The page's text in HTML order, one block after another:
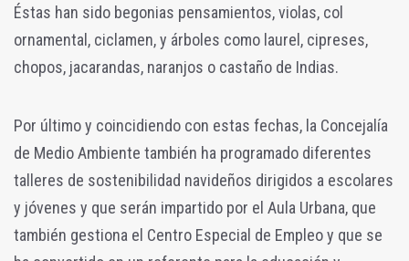
Éstas han sido begonias pensamientos, violas, col
ornamental, ciclamen, y árboles como laurel, cipreses,
chopos, jacarandas, naranjos o castaño de Indias.
Por último y coincidiendo con estas fechas, la Concejalía
de Medio Ambiente también ha programado diferentes
talleres de sostenibilidad navideños dirigidos a escolares
y jóvenes y que serán impartido por el Aula Urbana, que
también gestiona el Centro Especial de Empleo y que se